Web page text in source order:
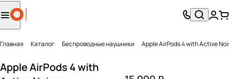
Главная Каталог Беcпроводные наушники Apple AirPods 4 with Active
Apple AirPods 4 with